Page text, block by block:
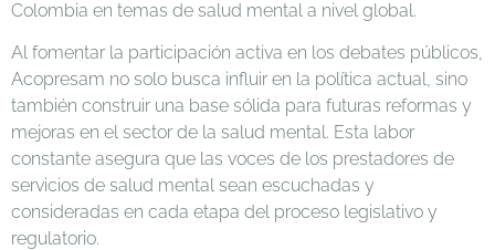
Colombia en temas de salud mental a nivel global.
Al fomentar la participación activa en los debates públicos,
Acopresam no solo busca influir en la política actual, sino
también construir una base sólida para futuras reformas y
mejoras en el sector de la salud mental. Esta labor
constante asegura que las voces de los prestadores de
servicios de salud mental sean escuchadas y
consideradas en cada etapa del proceso legislativo y
regulatorio.